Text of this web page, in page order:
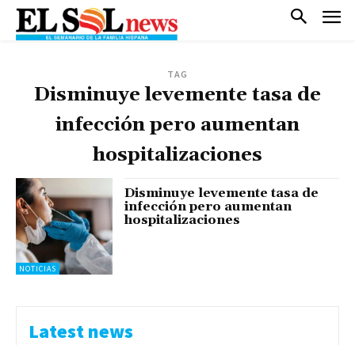
TAG
Disminuye levemente tasa de
infección pero aumentan
hospitalizaciones
NOTICIAS
Disminuye levemente tasa de
infección pero aumentan
hospitalizaciones
Latest news